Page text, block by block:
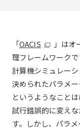
「OACIS
」はオ
理フレームワークで
計算機シミュレー
決められたパラメ
というようなこと
試行錯誤的に変え
す。しかし、パラ